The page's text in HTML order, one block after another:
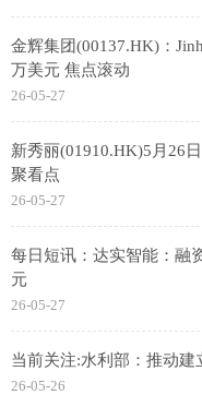
金辉集团(00137.HK)：
万美元 焦点滚动
26-05-27
新秀丽(01910.HK)5月26
聚看点
26-05-27
每日短讯：达实智能：融
元
26-05-27
当前关注:水利部：推动建
26-05-26